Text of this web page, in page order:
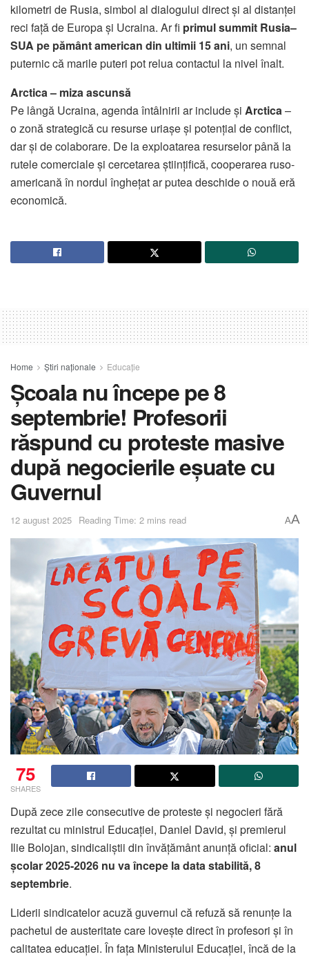
kilometri de Rusia, simbol al dialogului direct și al distanței
reci față de Europa și Ucraina. Ar fi primul summit Rusia–
SUA pe pământ american din ultimii 15 ani, un semnal
puternic că marile puteri pot relua contactul la nivel înalt.
Arctica – miza ascunsă
Pe lângă Ucraina, agenda întâlnirii ar include și Arctica–
o zonă strategică cu resurse uriașe și potențial de conflict,
dar și de colaborare. De la exploatarea resurselor până la
rutele comerciale și cercetarea științifică, cooperarea ruso-
americană în nordul înghețat ar putea deschide o nouă eră
economică.
Home Știri naționale Educație
Școala nu începe pe 8
septembrie! Profesorii
răspund cu proteste masive
după negocierile eșuate cu
Guvernul
12 august 2025 Reading Time: 2 mins read AA
75
SHARES
După zece zile consecutive de proteste și negocieri fără
rezultat cu ministrul Educației, Daniel David, și premierul
Ilie Bolojan, sindicaliștii din învățământ anunță oficial: anul
școlar 2025-2026 nu va începe la data stabilită, 8
septembrie.
Liderii sindicatelor acuză guvernul că refuză să renunțe la
pachetul de austeritate care lovește direct în profesori și în
calitatea educației. În fața Ministerului Educației, încă de la